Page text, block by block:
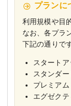
プランに
利用規模や目
なお、各プラ
下記の通りです
スタート
スタンダ
プレミアム
エグゼク